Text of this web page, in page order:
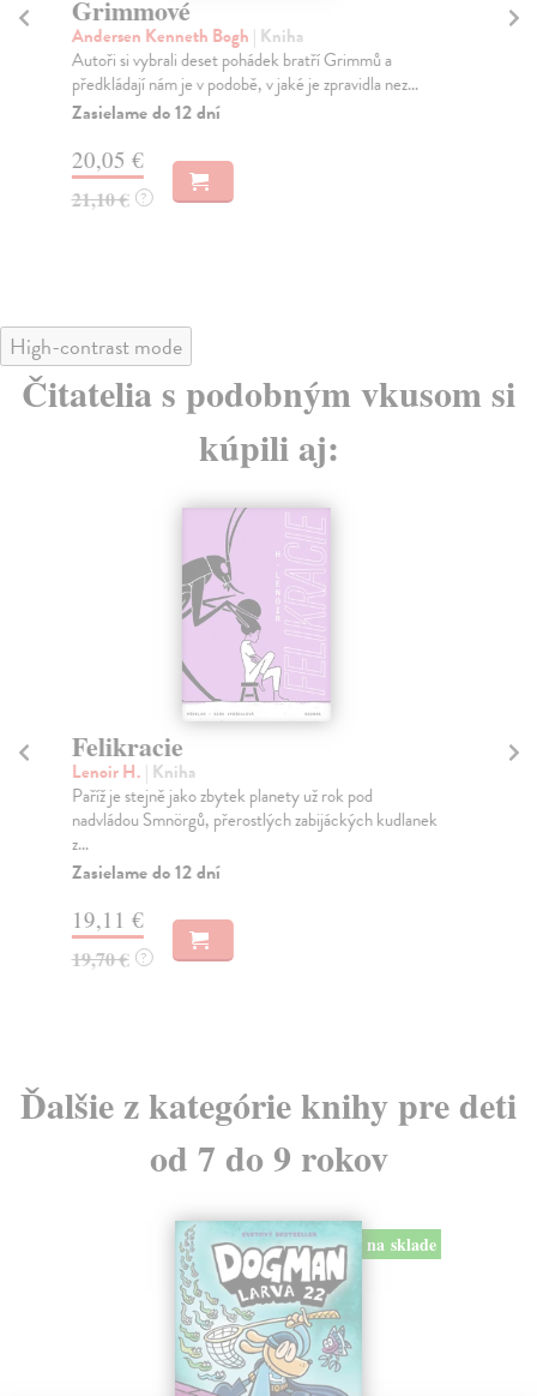
Grimmové
Andersen Kenneth Bogh | Kniha
Autoři si vybrali deset pohádek bratří Grimmů a
předkládají nám je v podobě, v jaké je zpravidla nez...
Zasielame do 12 dní
20,05 €
21,10 € ?
High-contrast mode
Čitatelia s podobným vkusom si
kúpili aj:
Felikracie
Lenoir H. | Kniha
Paříž je stejně jako zbytek planety už rok pod
nadvládou Smnörgů, přerostlých zabijáckých kudlanek
z...
Zasielame do 12 dní
19,11 €
19,70 € ?
Ďalšie z kategórie knihy pre deti
od 7 do 9 rokov
na sklade